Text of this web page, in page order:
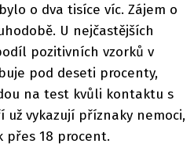
o dva tisíce víc. Zájem o
U nejčastějších
pozitivních vzorků v
pod deseti procenty,
na test kvůli kontaktu s
už vykazují příznaky nemoci,
přes 18 procent.